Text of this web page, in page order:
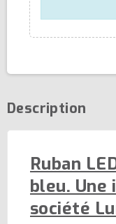
Description
Ruban
bleu. Une
société